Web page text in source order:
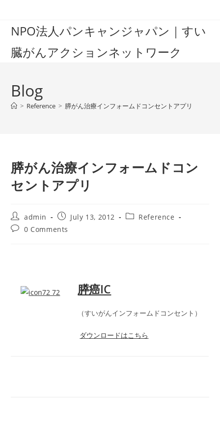
contentNPO法人パンキャンジャパン｜すい
臓がんアクションネットワーク
Blog
> Reference > 膵がん治療インフォームドコンセントアプリ
膵がん治療インフォームドコン
セントアプリ
Post
author:
admin
Post
published:
July 13, 2012
PostReference
Post0 Comments
膵癌IC
（すいがんインフォームドコンセント）
ダウンロードはこちら